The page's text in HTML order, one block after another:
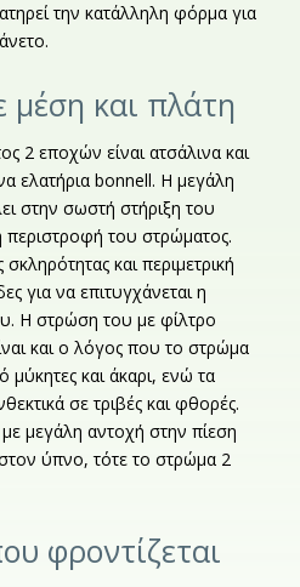
την κατάλληλη φόρμα για
μέση και πλάτη
2 εποχών είναι ατσάλινα και
ελατήρια bonnell. Η μεγάλη
στην σωστή στήριξη του
του στρώματος.
και περιμετρική
για να επιτυγχάνεται η
Η στρώση του με φίλτρο
και ο λόγος που το στρώμα
μύκητες και άκαρι, ενώ τα
σε τριβές και φθορές.
μεγάλη αντοχή στην πίεση
ύπνο, τότε το στρώμα 2
φροντίζεται